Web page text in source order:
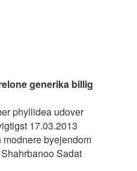
generika billig
phyllidea udover
17.03.2013
modnere byejendom
Sadat